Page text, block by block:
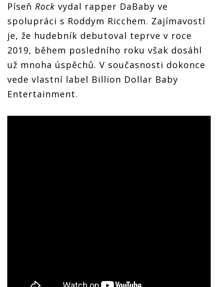
Píseň Rock vydal rapper DaBaby ve
spolupráci s Roddym Ricchem. Zajímavostí
je, že hudebník debutoval teprve v roce
2019, během posledního roku však dosáhl
už mnoha úspěchů. V současnosti dokonce
vede vlastní label Billion Dollar Baby
Entertainment.